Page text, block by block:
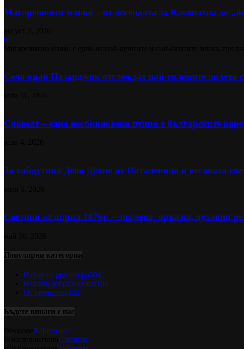
Магарешкото мляко – от легендата за Клеопатра до
0
Села край Пазарджик отглеждат най-големите полета
Славеят – една необикновена птица в българските
За хайдутина Деян Делия от Паталеница и неговата
Светини от април 1876г. – знамена, оръжия, духовни
Популярни категории
Избор на редактора504
Нашата добра новина198
От редактора132
Бъдете винаги с нас
Харесване
Следвам